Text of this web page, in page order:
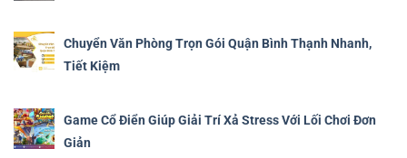
Chuyển Văn Phòng Trọn Gói Quận Bình Thạnh Nhanh,
Tiết Kiệm
Game Cổ Điển Giúp Giải Trí Xả Stress Với Lối Chơi Đơn
Giản